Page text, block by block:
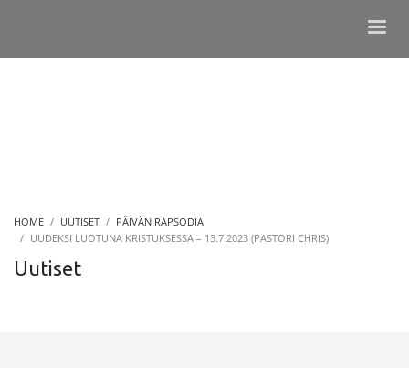
HOME UUTISET
PÄIVÄN RAPSODIA
UUDEKSI LUOTUNA KRISTUKSESSA – 13.7.2023 (PASTORI CHRIS)
Uutiset